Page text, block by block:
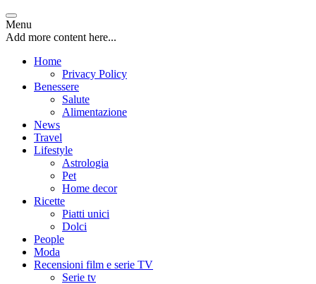
Menu
Add more content here...
Home
Privacy Policy
Benessere
Salute
Alimentazione
News
Travel
Lifestyle
Astrologia
Pet
Home decor
Ricette
Piatti unici
Dolci
People
Moda
Recensioni film e serie TV
Serie tv